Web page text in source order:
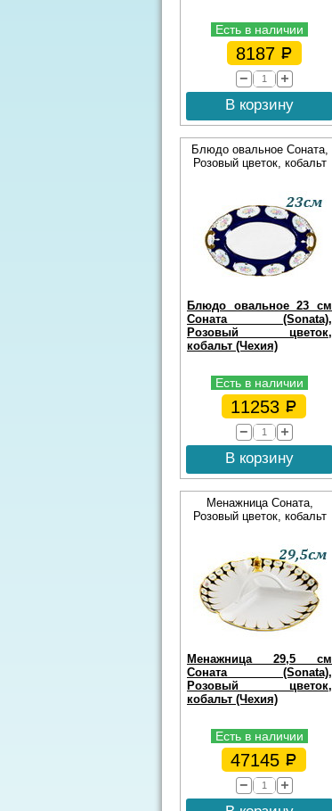
Есть в наличии
8187
В корзину
Блюдо овальное Соната,
Розовый цветок, кобальт
Блюдо овальное 23 см
Соната (Sonata),
Розовый цветок,
кобальт (Чехия)
Есть в наличии
11253
В корзину
Менажница Соната,
Розовый цветок, кобальт
Менажница 29,5 см
Соната (Sonata),
Розовый цветок,
кобальт (Чехия)
Есть в наличии
47145